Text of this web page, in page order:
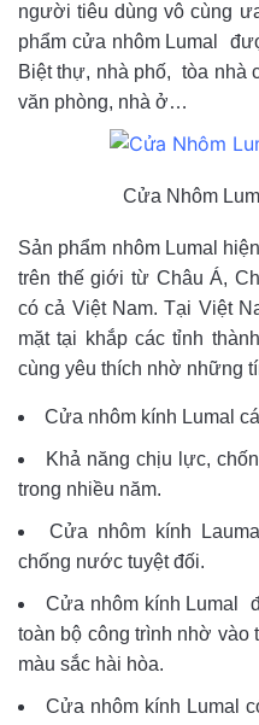
người tiêu dùng vô cùng
phẩm cửa nhôm Lumal
Biệt thự, nhà phố, tòa nhà
văn phòng, nhà ở…
Cửa Nhôm
Sản phẩm nhôm Lumal
trên thế giới từ Châu Á,
có cả Việt Nam. Tại Việt
mặt tại khắp các tỉnh
cùng yêu thích nhờ những
Cửa nhôm kính Lumal
Khả năng chịu lực,
trong nhiều năm.
Cửa nhôm kính
chống nước tuyệt đối.
Cửa nhôm kính Lumal
toàn bộ công trình nhờ vào
màu sắc hài hòa.
Cửa nhôm kính Lumal